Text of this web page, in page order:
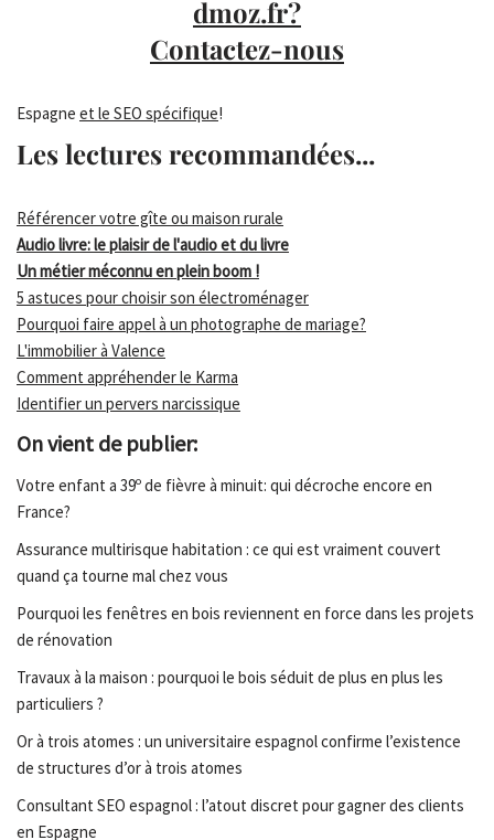
dmoz.fr?
Contactez-nous
Espagne et le SEO spécifique!
Les lectures recommandées...
Référencer votre gîte ou maison rurale
Audio livre: le plaisir de l'audio et du livre
Un métier méconnu en plein boom !
5 astuces pour choisir son électroménager
Pourquoi faire appel à un photographe de mariage?
L'immobilier à Valence
Comment appréhender le Karma
Identifier un pervers narcissique
On vient de publier:
Votre enfant a 39º de fièvre à minuit: qui décroche encore en
France?
Assurance multirisque habitation : ce qui est vraiment couvert
quand ça tourne mal chez vous
Pourquoi les fenêtres en bois reviennent en force dans les projets
de rénovation
Travaux à la maison : pourquoi le bois séduit de plus en plus les
particuliers ?
Or à trois atomes : un universitaire espagnol confirme l’existence
de structures d’or à trois atomes
Consultant SEO espagnol : l’atout discret pour gagner des clients
en Espagne